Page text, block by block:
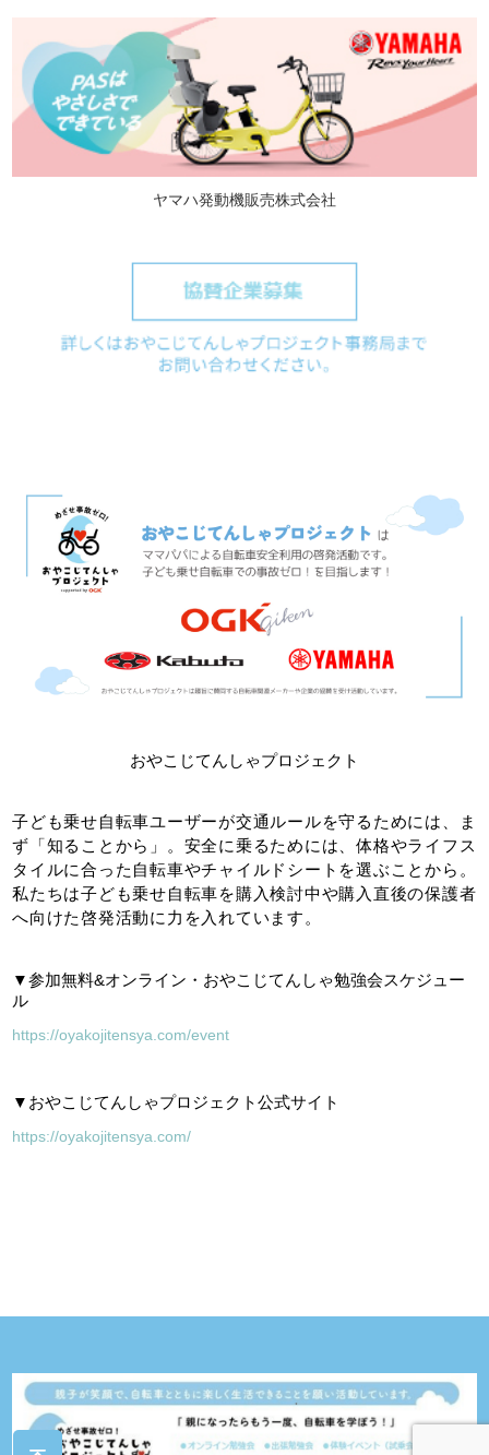
ヤマハ発動機販売株式会社
おやこじてんしゃプロジェクト
子ども乗せ自転車ユーザーが交通ルールを守るためには、ま
ず「知ることから」。安全に乗るためには、体格やライフス
タイルに合った自転車やチャイルドシートを選ぶことから。
私たちは子ども乗せ自転車を購入検討中や購入直後の保護者
へ向けた啓発活動に力を入れています。
▼参加無料&オンライン・おやこじてんしゃ勉強会スケジュー
ル
https://oyakojitensya.com/event
▼おやこじてんしゃプロジェクト公式サイト
https://oyakojitensya.com/